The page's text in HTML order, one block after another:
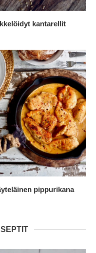
kantarellit
pippurikana